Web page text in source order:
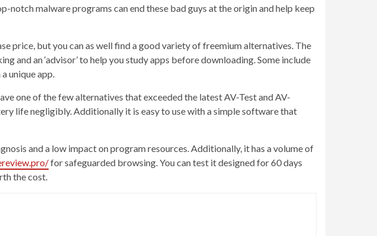
notch malware programs can end these bad guys at the origin and help keep
price, but you can as well find a good variety of freemium alternatives. The
an ‘advisor’ to help you study apps before downloading. Some include
unique app.
one of the few alternatives that exceeded the latest AV-Test and AV-
life negligibly. Additionally it is easy to use with a simple software that
and a low impact on program resources. Additionally, it has a volume of
for safeguarded browsing. You can test it designed for 60 days
the cost.